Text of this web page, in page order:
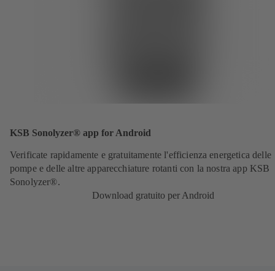
KSB Sonolyzer® app for Android
Verificate rapidamente e gratuitamente l'efficienza energetica delle
pompe e delle altre apparecchiature rotanti con la nostra app KSB
Sonolyzer®.
Download gratuito per Android